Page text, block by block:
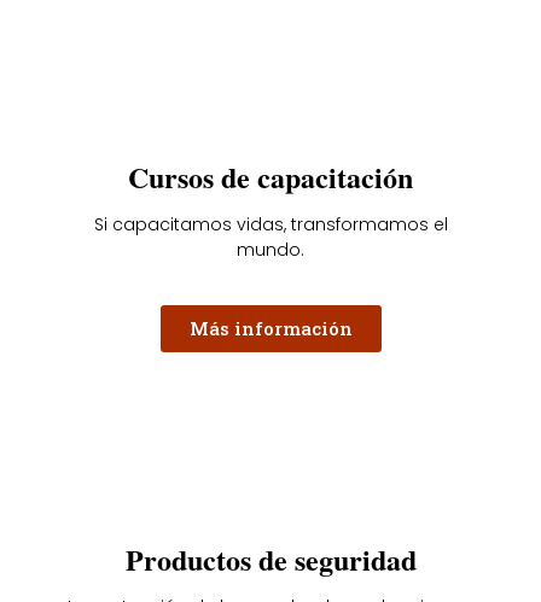
Cursos de capacitación
Si capacitamos vidas, transformamos el
mundo.
Más información
Productos de seguridad